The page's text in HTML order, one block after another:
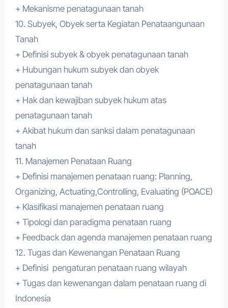
+ Mekanisme penatagunaan tanah
10. Subyek, Obyek serta Kegiatan Penataangunaan
Tanah
+ Definisi subyek & obyek penatagunaan tanah
+ Hubungan hukum subyek dan obyek
penatagunaan tanah
+ Hak dan kewajiban subyek hukum atas
penatagunaan tanah
+ Akibat hukum dan sanksi dalam penatagunaan
tanah
11. Manajemen Penataan Ruang
+ Definisi manajemen penataan ruang: Planning,
Organizing, Actuating,Controlling, Evaluating (POACE)
+ Klasifikasi manajemen penataan ruang
+ Tipologi dan paradigma penataan ruang
+ Feedback dan agenda manajemen penataan ruang
12. Tugas dan Kewenangan Penataan Ruang
+ Definisi pengaturan penataan ruang wilayah
+ Tugas dan kewenangan dalam penataan ruang di
Indonesia